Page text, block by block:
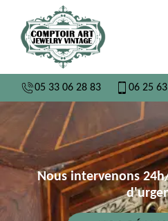
05 33 06 28 83 06 25
Nous intervenons